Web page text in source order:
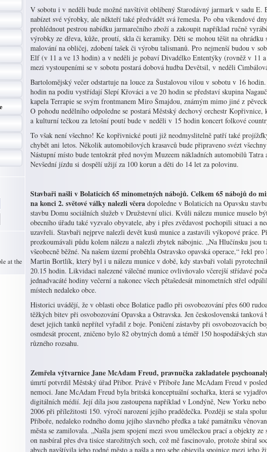
at the
V sobotu i v neděli bude možné navštívit oblíbený Starodávný jarmark v sadu E.
nabízet své výrobky, ale někteří také předvádět svá řemesla. Po oba víkendové
prohlédnout pestrou nabídku jarmarečního zboží a zakoupit například ručně
výrobky ze dřeva, kůže, proutí, skla či keramiky. Děti se mohou těšit na
malování na obličej, zdobení tašek či výrobu talismanů. Pro nejmenší budou v
Elf (v 11 a ve 13 hodin) a v neděli je pobaví Divadélko Ententýky (rovněž v 11
mezi vystoupeními se v sobotu postará dobová hudba Devětsil, v neděli
Bartolomějský večer odstartuje na louce za Šustalovou vilou v sobotu v 16
hodin na podiu vystřídají Slepí Křováci a ve 20 hodin se představí skupina
kapela Terrapie se svým frontmanem Miro Šmajdou, známým mimo jiné z
O pohodu nedělního odpoledne se postará Městský dechový orchestr
a kulturní tečkou za letošní poutí bude v neděli v 15 hodin koncert folkové
To však není všechno! Ke kopřivnické pouti již neodmyslitelně patří také
chybět ani letos. Několik automobilových krasavců bude připraveno svézt
Nástupní místo bude tentokrát před novým Muzeem nákladních automobilů Tatra
Nevšední jízdu si dospělí užijí za 100 korun a děti do 14 let za polovinu.
Stavbaři našli v Bolaticích 65 minometných nábojů. ​Celkem 65 nábojů do
na konci 2. světové války nalezli včera dopoledne v Bolaticích na Opavsku
stavbu Domu sociálních služeb v Družstevní ulici. Kvůli nálezu munice muselo
obecního úřadu také vyzvalo obyvatele, aby i přes zvědavost pochopili situaci a
uzavřeli. Stavbaři nejprve nalezli devět kusů munice a zastavili výkopové práce.
prozkoumávali půdu kolem nálezu a nalezli zbytek nábojnic. „Na Hlučínsku jsou
všeobecně běžné. Na našem území proběhla Ostravsko opavská operace,“ řekl
Martin Bortlík, který byl i u nálezu munice v době, kdy stavbaři volali
20.15 hodin. Likvidaci nalezené válečné munice ovlivňovalo včerejší střídavé
jednadvacáté hodiny večerní a nakonec všech pětašedesát minometních střel
místech nedaleko obce.
Historici uvádějí, že v oblasti obce Bolatice padlo při osvobozování přes 600
těžkých bitev při osvobozování Opavska a Ostravska. Jen československá
deset jejich tanků nepřítel vyřadil z boje. Poničení zástavby při osvobozovacích
osmdesát procent, zničeno bylo 82 obytných domů a téměř 150 hospodářských
různého rozsahu.
Zemřela výtvarnice Jane McAdam Freud, pravnučka zakladatele
úmrtí potvrdil Městský úřad Příbor. Právě v Příboře Jane McAdam Freud v
nemoci. Jane McAdam Freud byla britská konceptuální sochařka, která se
digitálních médií. Její díla jsou zastoupena například v Londýně, New Yorku
2006 při příležitosti 150. výročí narození jejího pradědečka. Později se stala
Příboře, nedaleko rodného domu jejího slavného předka a také památníku
města se zamilovala. „Našla jsem spojení mezi svou uměleckou prací a objekty
on nasbíral přes dva tisíce starožitných soch, což mě fascinovalo, protože sbíral
abych navštívila jeho rodné město a našla a pro sebe objevila spojnice mezi jeho